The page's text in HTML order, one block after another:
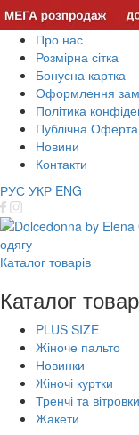
Про нас
Розмірна сітка
Бонусна картка
Оформлення
Політика
Публічна Оферта
Новини
Контакти
РУС УКР ENG
Каталог товарів
Каталог
PLUS SIZE
Жіноче пальто
Новинки
Жіночі куртки
Тренчі та вітровки
Жакети